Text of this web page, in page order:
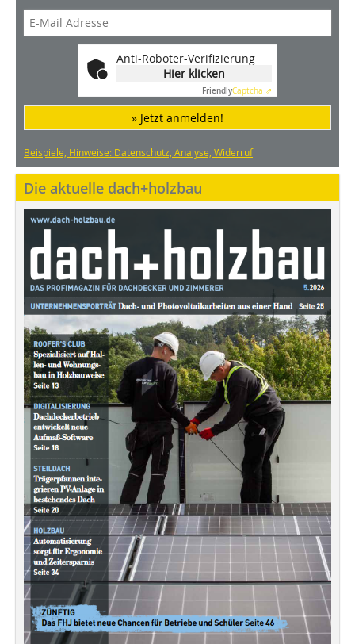
Anti-Roboter-Verifizierung
Hier klicken
FriendlyCaptcha ⇗
» Jetzt anmelden!
Beispiele, Hinweise: Datenschutz, Analyse, Widerruf
Die aktuelle dach+holzbau